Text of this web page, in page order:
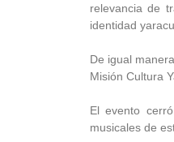
relevancia de
identidad
De igual
Misión Cultura
El evento
musicales de